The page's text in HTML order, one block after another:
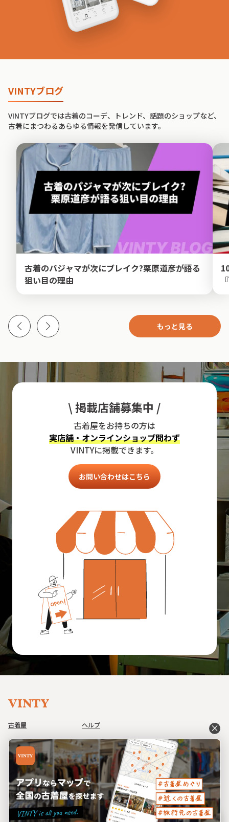
VINTYブログ
VINTYブログでは古着のコーデ、トレンド、話題のショップなど、
古着にまつわるあらゆる情報を発信しています。
古着のパジャマが次にブレイク?栗原道彦が語る
狙い目の理由
もっと見る
\ 掲載店舗募集中 /
古着屋をお持ちの方は
実店舗・オンラインショップ問わず
VINTYに掲載できます。
お問い合わせはこちら
close
古着屋
アイテム
コーデ
イベント
ブログ
ヘルプ
利用規約
プライバシーポリシー
特定商取引法に基づく表記
運営会社